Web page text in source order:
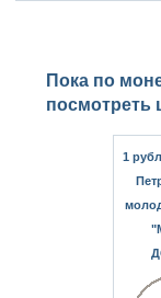
Пока по
посмотреть
1